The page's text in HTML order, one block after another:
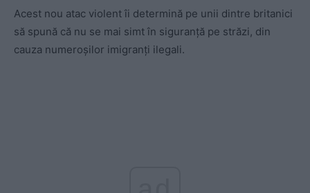
Acest nou atac violent îi determină pe unii dintre britanici
să spună că nu se mai simt în siguranță pe străzi, din
cauza numeroșilor imigranți ilegali.